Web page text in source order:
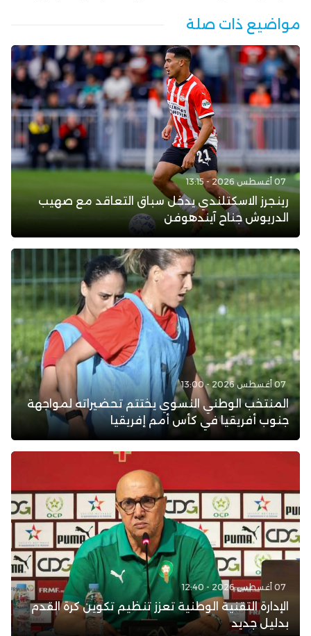
مواضيع ذات صلة
07 أغسطس 2026 - 13:15
رينجرز الاسكتلندي يدخل سباق التعاقد مع صهيب
الدريوش جناح آيندهوفن
07 أغسطس 2026 - 13:00
المنتخب الوطني النسوي يختتم تحضيراته لمواجهة
جنوب أفريقيا في كأس أمم إفريقيا
07 أغسطس 2026 - 12:40
الإدارة التقنية الوطنية تعزز تنظيم تكوين كرة القدم
بدليل جديد